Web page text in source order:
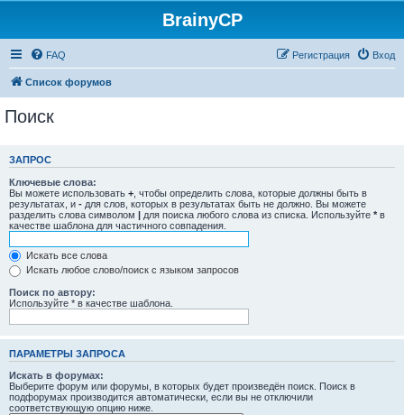
BrainyCP
FAQ Вход
Регистрация
Список форумов
Поиск
ЗАПРОС
Ключевые слова:
Вы можете использовать + , чтобы определить слова, которые должны быть в
результатах, и - для слов, которых в результатах быть не должно. Вы можете
разделить слова символом | для поиска любого слова из списка. Используйте * в
качестве шаблона для частичного совпадения.
Искать все слова
Искать любое слово/поиск с языком запросов
Поиск по автору:
Используйте * в качестве шаблона.
ПАРАМЕТРЫ ЗАПРОСА
Искать в форумах:
Выберите форум или форумы, в которых будет произведён поиск. Поиск в
подфорумах производится автоматически, если вы не отключили
соответствующую опцию ниже.